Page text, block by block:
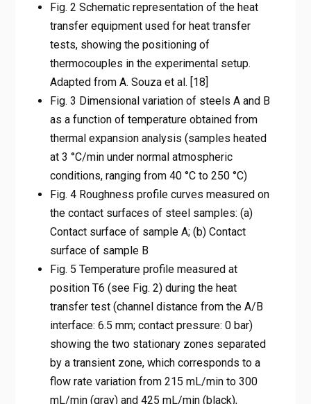
Fig. 2 Schematic representation of the heat
transfer equipment used for heat transfer
tests, showing the positioning of
thermocouples in the experimental setup.
Adapted from A. Souza et al. [18]
Fig. 3 Dimensional variation of steels A and B
as a function of temperature obtained from
thermal expansion analysis (samples heated
at 3 °C/min under normal atmospheric
conditions, ranging from 40 °C to 250 °C)
Fig. 4 Roughness profile curves measured on
the contact surfaces of steel samples: (a)
Contact surface of sample A; (b) Contact
surface of sample B
Fig. 5 Temperature profile measured at
position T6 (see Fig. 2) during the heat
transfer test (channel distance from the A/B
interface: 6.5 mm; contact pressure: 0 bar)
showing the two stationary zones separated
by a transient zone, which corresponds to a
flow rate variation from 215 mL/min to 300
mL/min (gray) and 425 mL/min (black),